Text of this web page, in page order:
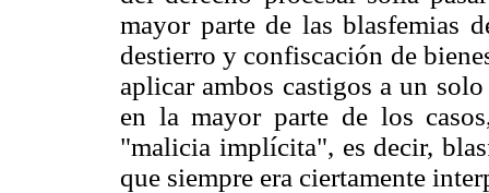
mayor parte de las blasfemias
destierro y confiscación de
aplicar ambos castigos a un
en la mayor parte de los
"malicia implícita", es decir,
que siempre era ciertamente